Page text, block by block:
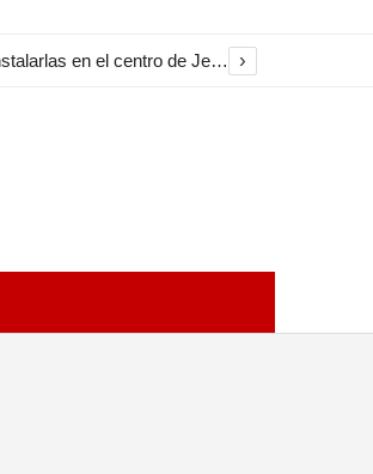
El Ayuntamiento inicia la restauración de las marquesinas de Plaza Esteve para volver a instalarlas en el centro de Jerez ›